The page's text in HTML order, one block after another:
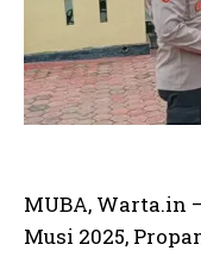
MUBA, Warta.in
Musi 2025,